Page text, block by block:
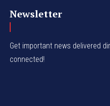
Newsletter
Get important news delivered
connected!